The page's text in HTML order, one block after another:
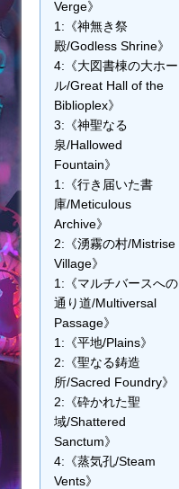
Verge》
1:《神無き祭
殿/Godless Shrine》
4:《大図書棟の大ホー
ル/Great Hall of the
Biblioplex》
3:《神聖なる
泉/Hallowed
Fountain》
1:《行き届いた書
庫/Meticulous
Archive》
2:《湧霧の村/Mistrise
Village》
1:《マルチバースへの
通り道/Multiversal
Passage》
1:《平地/Plains》
2:《聖なる鋳造
所/Sacred Foundry》
2:《砕かれた聖
域/Shattered
Sanctum》
4:《蒸気孔/Steam
Vents》